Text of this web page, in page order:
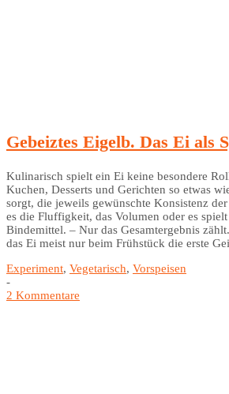
Gebeiztes Eigelb. Das Ei als
Kulinarisch spielt ein Ei keine besondere
Kuchen, Desserts und Gerichten so etwas
sorgt, die jeweils gewünschte Konsistenz
es die Fluffigkeit, das Volumen oder es
Bindemittel. – Nur das Gesamtergebnis
das Ei meist nur beim Frühstück die erste
Experiment, Vegetarisch, Vorspeisen
-
2 Kommentare